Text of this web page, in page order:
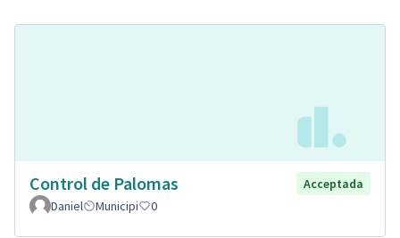
Control de Palomas
Acceptada
Daniel
Municipi 0